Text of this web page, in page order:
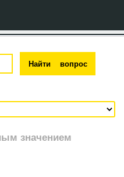
значением